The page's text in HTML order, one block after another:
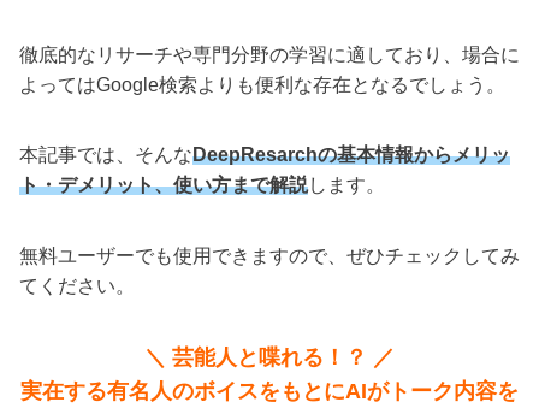
徹底的なリサーチや専門分野の学習に適しており、場合に
よってはGoogle検索よりも便利な存在となるでしょう。
本記事では、そんなDeepResarchの基本情報からメリッ
ト・デメリット、使い方まで解説します。
無料ユーザーでも使用できますので、ぜひチェックしてみ
てください。
＼ 芸能人と喋れる！？ ／
実在する有名人のボイスをもとにAIがトーク内容を